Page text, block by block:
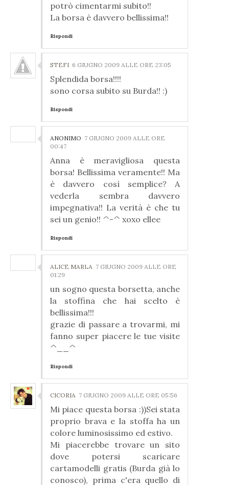
potrò cimentarmi subito!!
La borsa è davvero bellissima!!
Rispondi
STEFI 6 GIUGNO 2009 ALLE ORE 23:05
Splendida borsa!!!!
sono corsa subito su Burda!! :)
Rispondi
ANONIMO 7 GIUGNO 2009 ALLE ORE
00:47
Anna è meravigliosa questa
borsa! Bellissima veramente!! Ma
è davvero così semplice? A
vederla sembra davvero
impegnativa!! La verità è che tu
sei un genio!! ^-^ xoxo ellee
Rispondi
ALICE MARLA 7 GIUGNO 2009 ALLE ORE
01:29
un sogno questa borsetta, anche
la stoffina che hai scelto è
bellissima!!!
grazie di passare a trovarmi, mi
fanno super piacere le tue visite
^__^
Rispondi
CICORIA 7 GIUGNO 2009 ALLE ORE 05:56
Mi piace questa borsa :))Sei stata
proprio brava e la stoffa ha un
colore luminosissimo ed estivo.
Mi piacerebbe trovare un sito
dove potersi scaricare
cartamodelli gratis (Burda già lo
conosco), prima c'era quello di